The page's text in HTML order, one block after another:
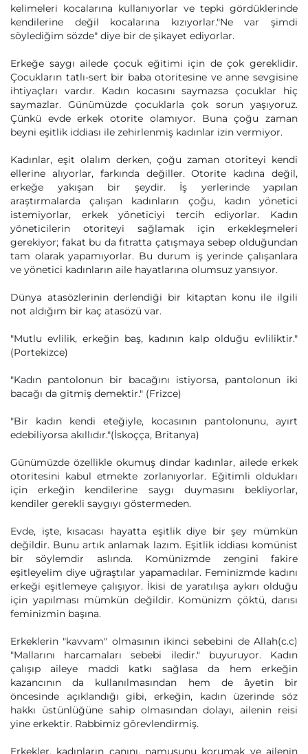
kelimeleri kocalarına kullanıyorlar ve tepki gördüklerinde
kendilerine değil kocalarına kızıyorlar."Ne var şimdi
söylediğim sözde" diye bir de şikayet ediyorlar.
Erkeğe saygı ailede çocuk eğitimi için de çok gereklidir.
Çocukların tatlı-sert bir baba otoritesine ve anne sevgisine
ihtiyaçları vardır. Kadın kocasını saymazsa çocuklar hiç
saymazlar. Günümüzde çocuklarla çok sorun yaşıyoruz.
Çünkü evde erkek otorite olamıyor. Buna çoğu zaman
beyni eşitlik iddiası ile zehirlenmiş kadınlar izin vermiyor.
Kadınlar, eşit olalım derken, çoğu zaman otoriteyi kendi
ellerine alıyorlar, farkında değiller. Otorite kadına değil,
erkeğe yakışan bir şeydir. İş yerlerinde yapılan
araştırmalarda çalışan kadınların çoğu, kadın yönetici
istemiyorlar, erkek yöneticiyi tercih ediyorlar. Kadın
yöneticilerin otoriteyi sağlamak için erkekleşmeleri
gerekiyor; fakat bu da fıtratta çatışmaya sebep olduğundan
tam olarak yapamıyorlar. Bu durum iş yerinde çalışanlara
ve yönetici kadınların aile hayatlarına olumsuz yansıyor.
Dünya atasözlerinin derlendiği bir kitaptan konu ile ilgili
not aldığım bir kaç atasözü var.
"Mutlu evlilik, erkeğin baş, kadının kalp olduğu evliliktir."
(Portekizce)
"Kadın pantolonun bir bacağını istiyorsa, pantolonun iki
bacağı da gitmiş demektir." (Frizce)
"Bir kadın kendi eteğiyle, kocasının pantolonunu, ayırt
edebiliyorsa akıllıdır."(İskoçça, Britanya)
Günümüzde özellikle okumuş dindar kadınlar, ailede erkek
otoritesini kabul etmekte zorlanıyorlar. Eğitimli oldukları
için erkeğin kendilerine saygı duymasını bekliyorlar,
kendiler gerekli saygıyı göstermeden.
Evde, işte, kısacası hayatta eşitlik diye bir şey mümkün
değildir. Bunu artık anlamak lazım. Eşitlik iddiası komünist
bir söylemdir aslında. Komünizmde zengini fakire
eşitleyelim diye uğraştılar yapamadılar. Feminizmde kadını
erkeği eşitlemeye çalışıyor. İkisi de yaratılışa aykırı olduğu
için yapılması mümkün değildir. Komünizm çöktü, darısı
feminizmin başına.
Erkeklerin "kavvam" olmasının ikinci sebebini de Allah(c.c)
"Mallarını harcamaları sebebi iledir." buyuruyor. Kadın
çalışıp aileye maddi katkı sağlasa da hem erkeğin
kazancının da kullanılmasından hem de âyetin bir
öncesinde açıklandığı gibi, erkeğin, kadın üzerinde söz
hakkı üstünlüğüne sahip olmasından dolayı, ailenin reisi
yine erkektir. Rabbimiz görevlendirmiş.
Erkekler, kadınların canını, namusunu korumak ve ailenin